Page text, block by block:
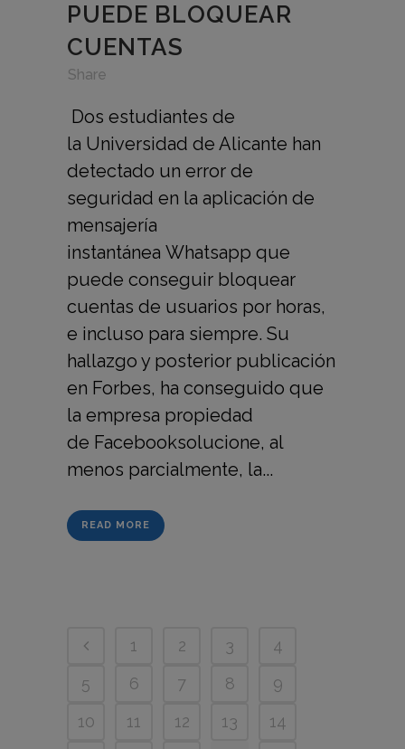
PUEDE BLOQUEAR
CUENTAS
Share
Dos estudiantes de
la Universidad de Alicante han
detectado un error de
seguridad en la aplicación de
mensajería
instantánea Whatsapp que
puede conseguir bloquear
cuentas de usuarios por horas,
e incluso para siempre. Su
hallazgo y posterior publicación
en Forbes, ha conseguido que
la empresa propiedad
de Facebooksolucione, al
menos parcialmente, la...
READ MORE
1 2 3
4
5
6 7 8
9
10
11 12 13
14